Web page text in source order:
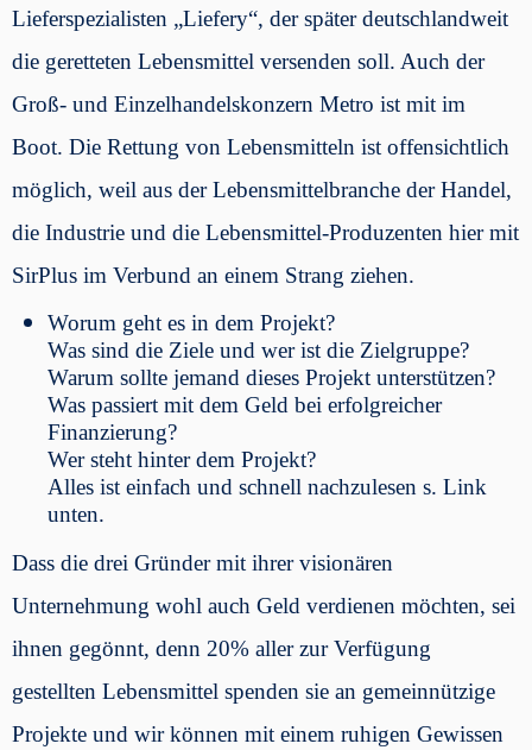
Lieferspezialisten „Liefery“, der später deutschlandweit
die geretteten Lebensmittel versenden soll. Auch der
Groß- und Einzelhandelskonzern Metro ist mit im
Boot. Die Rettung von Lebensmitteln ist offensichtlich
möglich, weil aus der Lebensmittelbranche der Handel,
die Industrie und die Lebensmittel-Produzenten hier mit
SirPlus im Verbund an einem Strang ziehen.
Worum geht es in dem Projekt?
Was sind die Ziele und wer ist die Zielgruppe?
Warum sollte jemand dieses Projekt unterstützen?
Was passiert mit dem Geld bei erfolgreicher
Finanzierung?
Wer steht hinter dem Projekt?
Alles ist einfach und schnell nachzulesen s. Link
unten.
Dass die drei Gründer mit ihrer visionären
Unternehmung wohl auch Geld verdienen möchten, sei
ihnen gegönnt, denn 20% aller zur Verfügung
gestellten Lebensmittel spenden sie an gemeinnützige
Projekte und wir können mit einem ruhigen Gewissen